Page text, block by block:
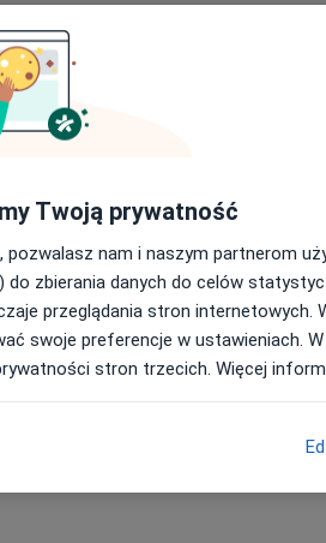
2005r. – ukończenie
2006r. – staż w Szpitalu
Bozena Bain Scholarschip 2007 –
urologii w Klinice Urologii i
we Wrocławiu 2014r. –
tytułu FEBU (Fellow of the
w dziedzinie andrologii
Medycznym im. Piastów
i praca kliniczna: 2007 – 2014
Szpitalu Klinicznym
w Specjalistycznym Szpitalu im.
Urologii w Dolnośląskim
we Wrocławiu Poradnie
z USG, konsultacja
konsultacja andrologiczna
Twoją prywatność
pozwalasz nam i naszym partnerom
do zbierania danych do celów
przeglądania stron internetowych.
swoje preferencje w ustawieniach.
stron trzecich. Więcej